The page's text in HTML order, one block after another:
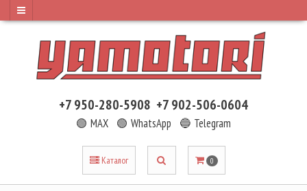
+7 950-280-5908 +7 902-506-0604
🟢 MAX 🟢 WhatsApp 🔵 Telegram
Каталог 0